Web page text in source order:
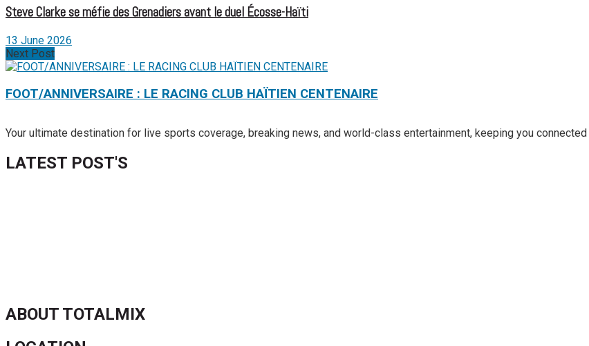
Steve Clarke se méfie des Grenadiers avant le duel Écosse-Haïti
13 June 2026
Next Post
FOOT/ANNIVERSAIRE : LE RACING CLUB HAÏTIEN CENTENAIRE
Your ultimate destination for live sports coverage, breaking news, and world-class entertainment, keeping you connected
LATEST POST'S
ABOUT TOTALMIX